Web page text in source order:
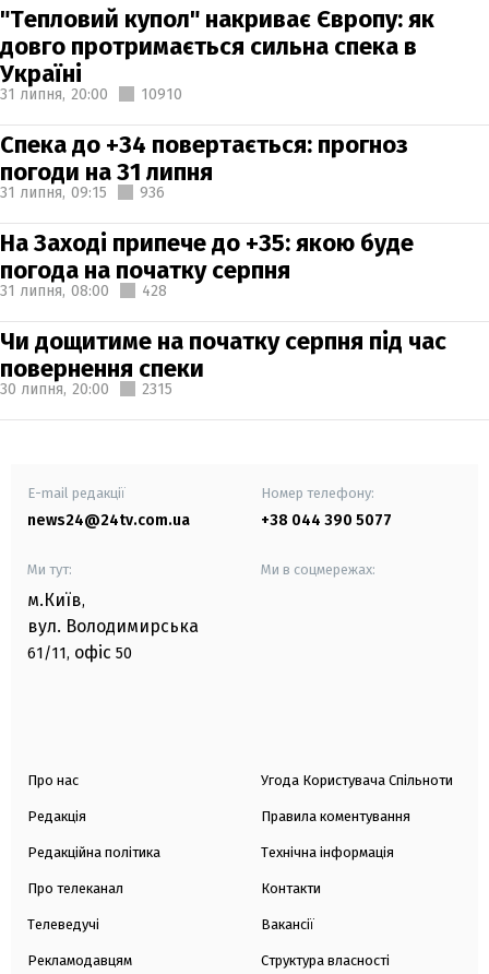
"Тепловий купол" накриває Європу: як
довго протримається сильна спека в
Україні
31 липня, 20:00 10910
Спека до +34 повертається: прогноз
погоди на 31 липня
31 липня, 09:15 936
На Заході припече до +35: якою буде
погода на початку серпня
31 липня, 08:00 428
Чи дощитиме на початку серпня під час
повернення спеки
30 липня, 20:00 2315
E-mail редакції
news24@24tv.com.ua
Номер телефону:
+38 044 390 5077
Ми тут:
м.Київ,
вул. Володимирська
61/11, офіс 50
Ми в соцмережах:
Про нас
Редакція
Редакційна політика
Про телеканал
Телеведучі
Рекламодавцям
Угода Користувача Спільноти
Правила коментування
Технічна інформація
Контакти
Вакансії
Структура власності